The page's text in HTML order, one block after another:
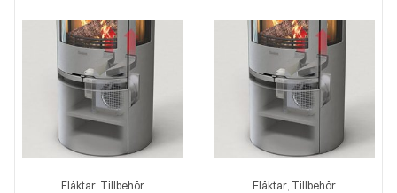
Fläktar, Tillbehör
Fläktar, Tillbehör